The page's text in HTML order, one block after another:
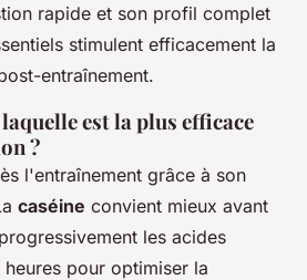
rapide et son profil complet
stimulent efficacement la
entraînement.
est la plus efficace
?
l'entraînement grâce à son
caséine convient mieux avant
les acides
pour optimiser la